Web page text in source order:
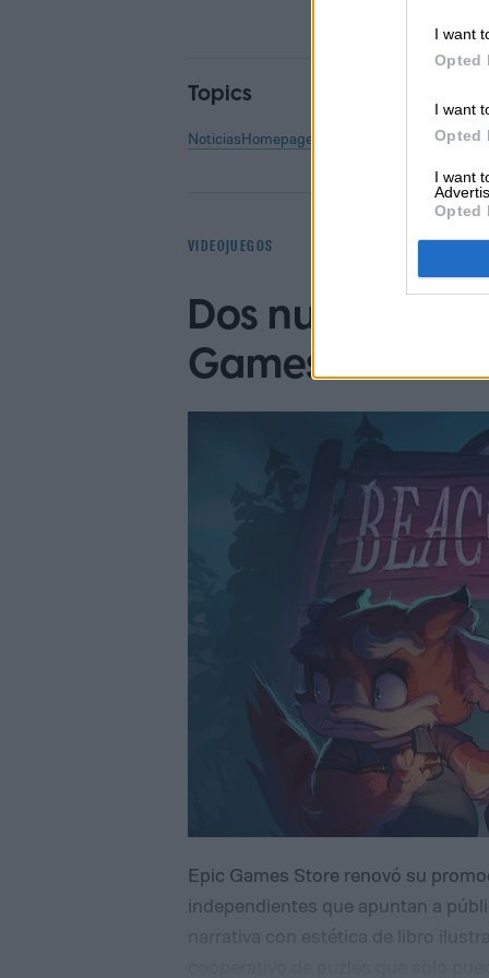
I want
Opted
I want
Opted
I want
Opted
Topics
NoticiasHomepage
VIDEOJUEGOS
Dos nuevos
Games Store
Epic Games Store renovó su
independientes que apuntan a